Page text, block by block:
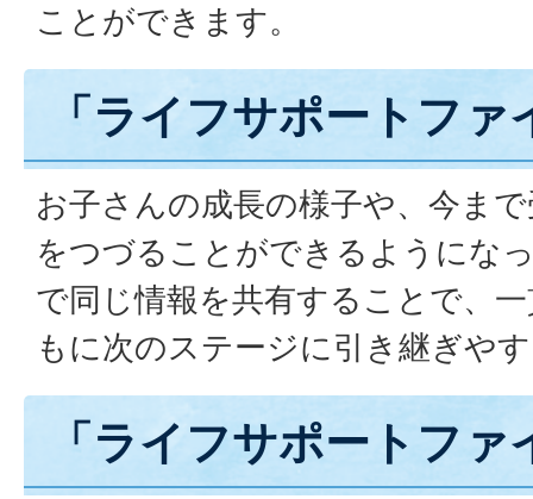
ことができます。
「ライフサポートフ
お子さんの成長の様子や、今ま
をつづることができるようにな
で同じ情報を共有することで、
もに次のステージに引き継ぎや
「ライフサポートフ